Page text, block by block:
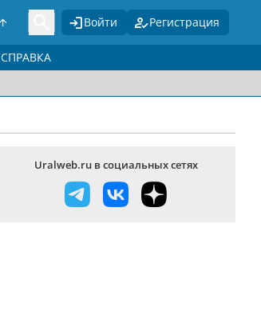
Войти Регистрация
СПРАВКА
Uralweb.ru в социальных сетях